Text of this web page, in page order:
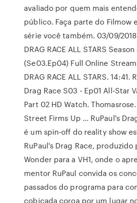
avaliado por quem mais
público. Faça parte do Filmow
série você também. 03/09/2018
DRAG RACE ALL STARS
(Se03.Ep04) Full Online
DRAG RACE ALL STARS. 14:41.
Drag Race S03 - Ep01 All-Star
Part 02 HD Watch.
Street Firms Up … RuPaul's
é um spin-off do reality show
RuPaul's Drag Race, produzido
Wonder para a VH1, onde o
mentor RuPaul convida os
passados do programa para
cobiçada coroa por um lugar